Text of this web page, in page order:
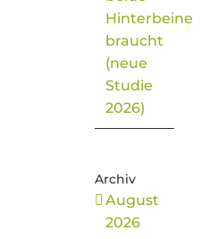
Hinterbeine
braucht
(neue
Studie
2026)
Archiv
August
2026